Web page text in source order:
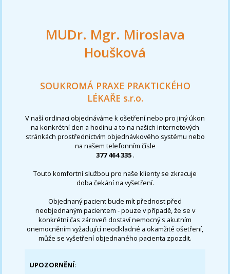
MUDr. Mgr. Miroslava
Houšková
SOUKROMÁ PRAXE PRAKTICKÉHO
LÉKAŘE s.r.o.
V naší ordinaci objednáváme k ošetření nebo pro jiný úkon
na konkrétní den a hodinu a to na našich internetových
stránkách prostřednictvím objednávkového systému nebo
na našem telefonním čísle
377 464 335 .
Touto komfortní službou pro naše klienty se zkracuje
doba čekání na vyšetření.
Objednaný pacient bude mít přednost před
neobjednaným pacientem - pouze v případě, že se v
konkrétní čas zároveň dostaví nemocný s akutním
onemocněním vyžadující neodkladné a okamžité ošetření,
může se vyšetření objednaného pacienta zpozdit.
UPOZORNĚNÍ: